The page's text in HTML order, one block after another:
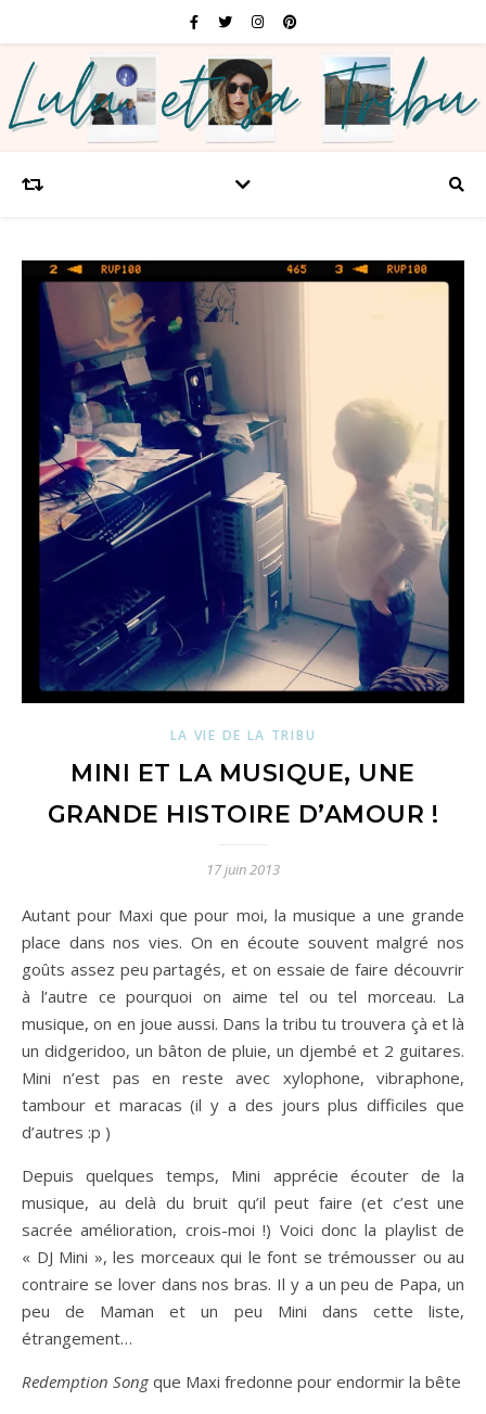
LA VIE DE LA TRIBU
MINI ET LA MUSIQUE, UNE
GRANDE HISTOIRE D’AMOUR !
17 juin 2013
Autant pour Maxi que pour moi, la musique a une grande
place dans nos vies. On en écoute souvent malgré nos
goûts assez peu partagés, et on essaie de faire découvrir
à l’autre ce pourquoi on aime tel ou tel morceau. La
musique, on en joue aussi. Dans la tribu tu trouvera çà et là
un didgeridoo, un bâton de pluie, un djembé et 2 guitares.
Mini n’est pas en reste avec xylophone, vibraphone,
tambour et maracas (il y a des jours plus difficiles que
d’autres :p )
Depuis quelques temps, Mini apprécie écouter de la
musique, au delà du bruit qu’il peut faire (et c’est une
sacrée amélioration, crois-moi !) Voici donc la playlist de
« DJ Mini », les morceaux qui le font se trémousser ou au
contraire se lover dans nos bras. Il y a un peu de Papa, un
peu de Maman et un peu Mini dans cette liste,
étrangement…
Redemption Songque Maxi fredonne pour endormir la bête